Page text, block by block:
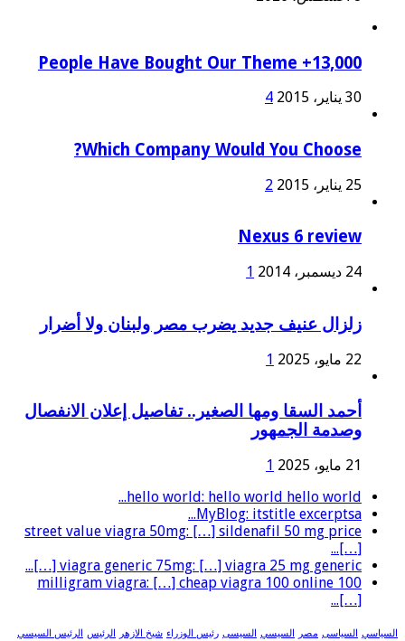
13,000+ People Have Bought Our Theme
30 يناير، 2015 4
Which Company Would You Choose?
25 يناير، 2015 2
Nexus 6 review
24 ديسمبر، 2014 1
زلزال عنيف جديد يضرب مصر ولبنان ولا أضرار
22 مايو، 2025 1
أحمد السقا ومها الصغير.. تفاصيل إعلان الانفصال
وصدمة الجمهور
21 مايو، 2025
1
hello world: hello world hello world...
MyBlog: itstitle excerptsa...
street value viagra 50mg: […] sildenafil 50 mg price
[…]...
viagra generic 75mg: […] viagra 25 mg generic […]...
100 milligram viagra: […] cheap viagra 100 online
[…]...
السياسي السياسى مصر السيسي السيسى رئيس الوزراء شيخ الازهر الرئيس الرئيس السيسي